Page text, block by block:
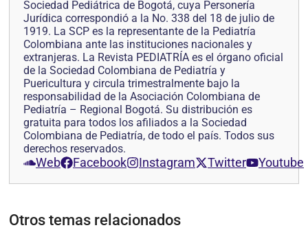
Sociedad Pediátrica de Bogotá, cuya Personería
Jurídica correspondió a la No. 338 del 18 de julio de
1919. La SCP es la representante de la Pediatría
Colombiana ante las instituciones nacionales y
extranjeras. La Revista PEDIATRÍA es el órgano oficial
de la Sociedad Colombiana de Pediatría y
Puericultura y circula trimestralmente bajo la
responsabilidad de la Asociación Colombiana de
Pediatría – Regional Bogotá. Su distribución es
gratuita para todos los afiliados a la Sociedad
Colombiana de Pediatría, de todo el país. Todos sus
derechos reservados.
Web Facebook Instagram Twitter Youtube
Otros temas relacionados